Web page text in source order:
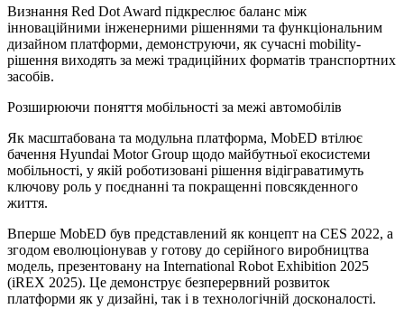
Визнання Red Dot Award підкреслює баланс між
інноваційними інженерними рішеннями та функціональним
дизайном платформи, демонструючи, як сучасні mobility-
рішення виходять за межі традиційних форматів транспортних
засобів.
Розширюючи поняття мобільності за межі автомобілів
Як масштабована та модульна платформа, MobED втілює
бачення Hyundai Motor Group щодо майбутньої екосистеми
мобільності, у якій роботизовані рішення відіграватимуть
ключову роль у поєднанні та покращенні повсякденного
життя.
Вперше MobED був представлений як концепт на CES 2022, а
згодом еволюціонував у готову до серійного виробництва
модель, презентовану на International Robot Exhibition 2025
(iREX 2025). Це демонструє безперервний розвиток
платформи як у дизайні, так і в технологічній досконалості.